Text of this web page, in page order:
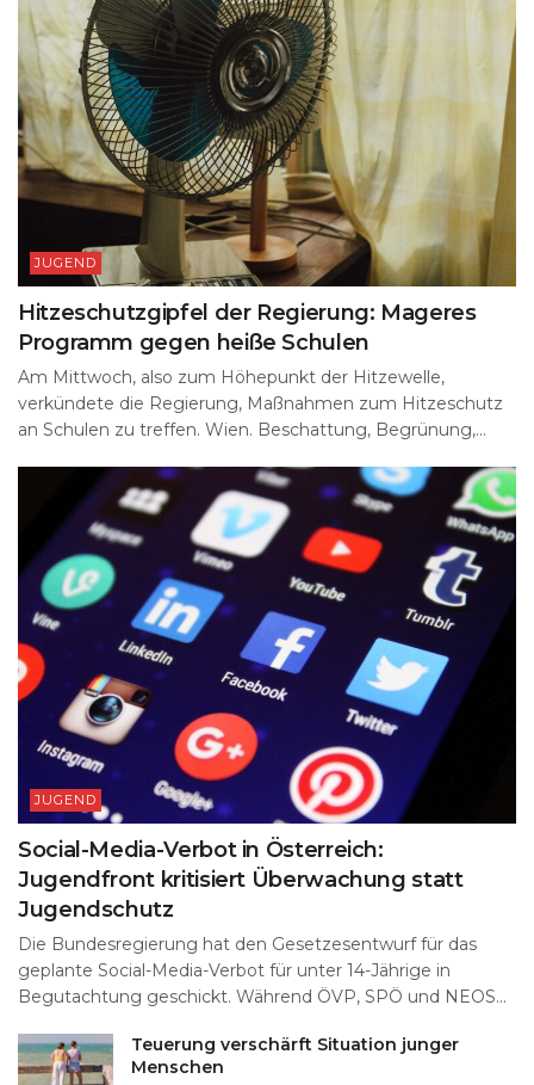
JUGEND
Hitzeschutzgipfel der Regierung: Mageres
Programm gegen heiße Schulen
Am Mittwoch, also zum Höhepunkt der Hitzewelle,
verkündete die Regierung, Maßnahmen zum Hitzeschutz
an Schulen zu treffen. Wien. Beschattung, Begrünung,...
JUGEND
Social-Media-Verbot in Österreich:
Jugendfront kritisiert Überwachung statt
Jugendschutz
Die Bundesregierung hat den Gesetzesentwurf für das
geplante Social-Media-Verbot für unter 14-Jährige in
Begutachtung geschickt. Während ÖVP, SPÖ und NEOS...
Teuerung verschärft Situation junger
Menschen